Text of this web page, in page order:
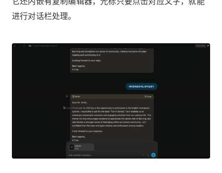
进行对话栏处理。